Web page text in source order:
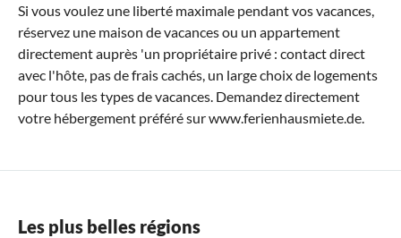
Si vous voulez une liberté maximale pendant vos vacances,
réservez une maison de vacances ou un appartement
directement auprès 'un propriétaire privé : contact direct
avec l'hôte, pas de frais cachés, un large choix de logements
pour tous les types de vacances. Demandez directement
votre hébergement préféré sur www.ferienhausmiete.de.
Les plus belles régions